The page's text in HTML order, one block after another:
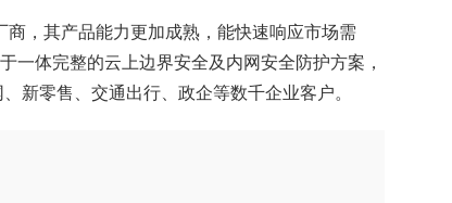
，其产品能力更加成熟，能快速响应市场需
一体完整的云上边界安全及内网安全防护方案，
新零售、交通出行、政企等数千企业客户。